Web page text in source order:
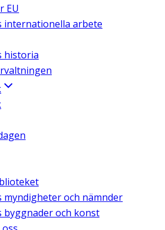
EU
internationella arbete
historia
myndigheter och nämnder
byggnader och konst